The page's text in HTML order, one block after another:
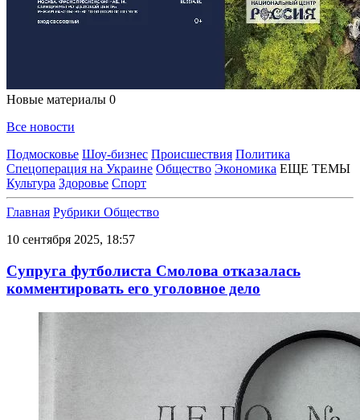
Новые материалы 0
Все новости
Подмосковье Шоу-бизнес Происшествия Политика
Спецоперация на Украине Общество Экономика ЕЩЕ ТЕМЫ
Культура Здоровье Спорт
Главная Рубрики Общество
10 сентября 2025, 18:57
Супруга футболиста Смолова отказалась
комментировать его уголовное дело